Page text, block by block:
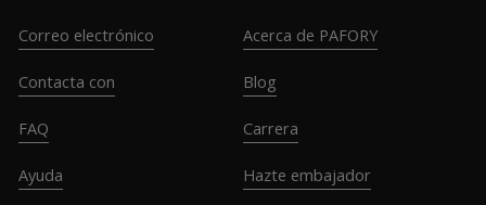
Correo electrónico
Contacta con
FAQ
Ayuda
Acerca de PAFORY
Blog
Carrera
Hazte embajador